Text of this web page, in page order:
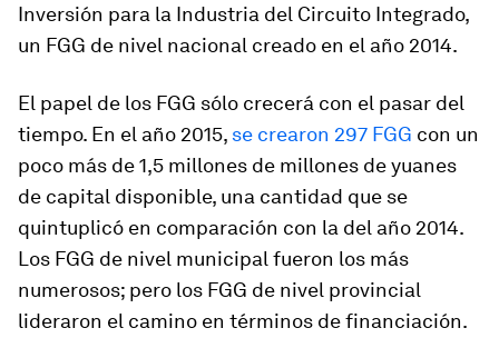
Inversión para la Industria del Circuito Integrado,
un FGG de nivel nacional creado en el año 2014.
El papel de los FGG sólo crecerá con el pasar del
tiempo. En el año 2015, se crearon 297 FGG con un
poco más de 1,5 millones de millones de yuanes
de capital disponible, una cantidad que se
quintuplicó en comparación con la del año 2014.
Los FGG de nivel municipal fueron los más
numerosos; pero los FGG de nivel provincial
lideraron el camino en términos de financiación.